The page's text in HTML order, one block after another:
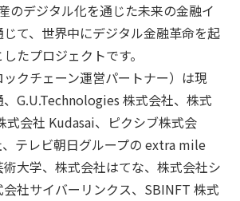
のデジタル化を通じた未来の金融イ
て、世界中にデジタル金融革命を起
たプロジェクトです。
クチェーン運営パートナー）は現
G.U.Technologies 株式会社、株式
会社 Kudasai、ピクシブ株式会
テレビ朝日グループの extra mile
大学、株式会社はてな、株式会社シ
社サイバーリンクス、SBINFT 株式